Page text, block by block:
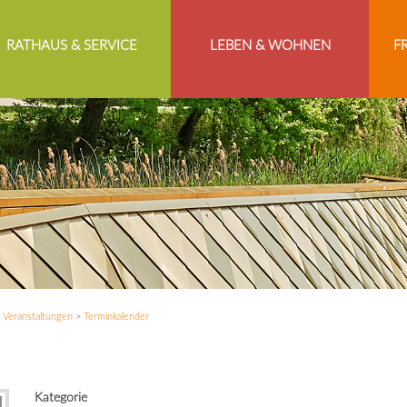
RATHAUS & SERVICE LEBEN & WOHNEN
Veranstaltungen> Terminkalender
Kategorie